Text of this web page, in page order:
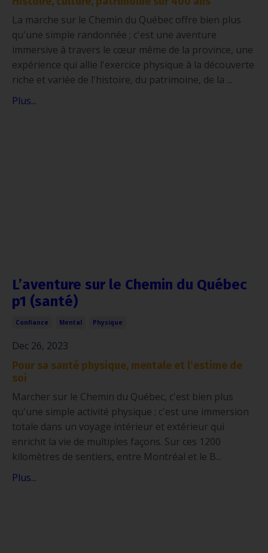
La marche sur le Chemin du Québec offre bien plus
qu'une simple randonnée ; c'est une aventure
immersive à travers le cœur même de la province, une
expérience qui allie l'exercice physique à la découverte
riche et variée de l'histoire, du patrimoine, de la ...
Plus...
L’aventure sur le Chemin du Québec
p1 (santé)
Confiance Mental Physique
Dec 26, 2023
Pour sa santé physique, mentale et l’estime de
soi
Marcher sur le Chemin du Québec, c'est bien plus
qu'une simple activité physique ; c'est une immersion
totale dans un voyage intérieur et extérieur qui
enrichit la vie de multiples façons. Sur ces 1200
kilomètres de sentiers, entre Montréal et le B...
Plus...